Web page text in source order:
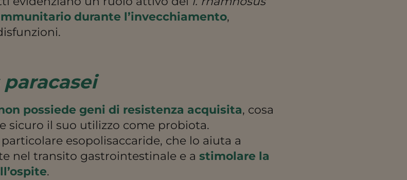
durante l’invecchiamento,
possiede geni di resistenza acquisita, cosa
sicuro il suo utilizzo come probiota.
esopolisaccaride, che lo aiuta a
nel transito gastrointestinale e a stimolare la
.